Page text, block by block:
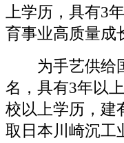
上学历，具有3
育事业高质量成
为手艺供给国
名，具有3年以
校以上学历，建
取日本川崎沉工